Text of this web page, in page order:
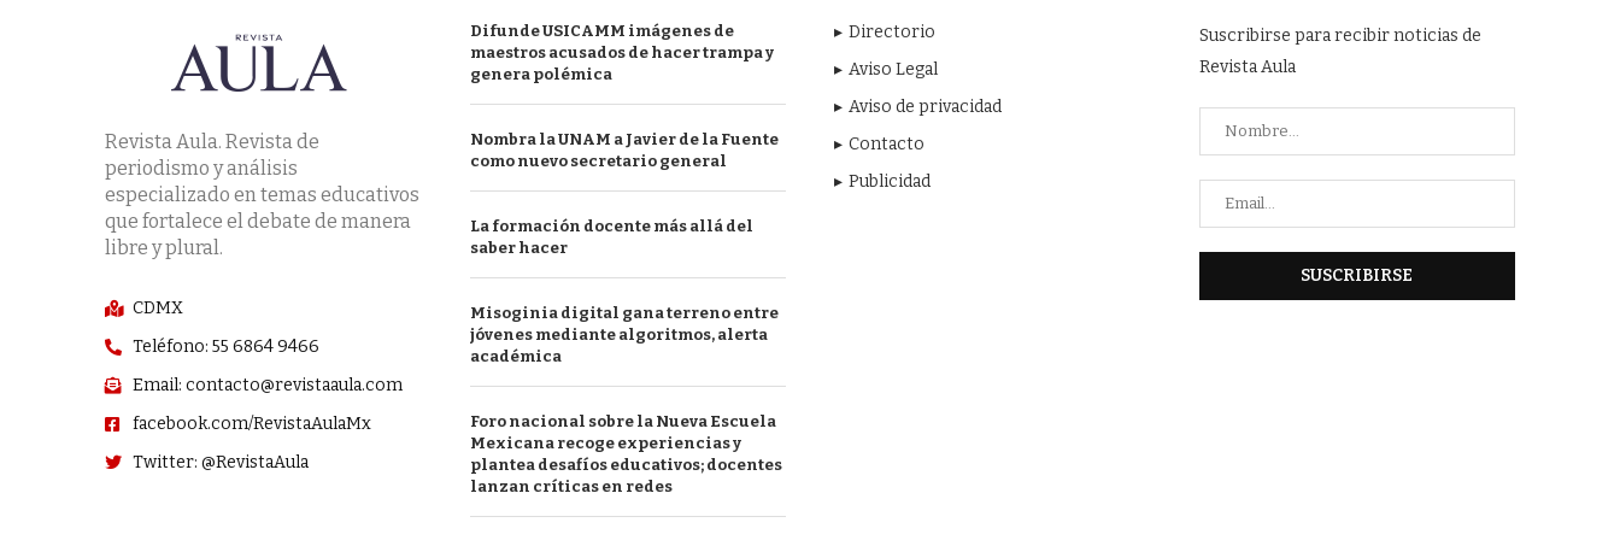
Revista Aula. Revista de
periodismo y análisis
especializado en temas educativos
que fortalece el debate de manera
libre y plural.
CDMX
Teléfono: 55 6864 9466
Email: contacto@revistaaula.com
facebook.com/RevistaAulaMx
Twitter: @RevistaAula
Difunde USICAMM imágenes de
maestros acusados de hacer trampa y
genera polémica
Nombra la UNAM a Javier de la Fuente
como nuevo secretario general
La formación docente más allá del
saber hacer
Misoginia digital gana terreno entre
jóvenes mediante algoritmos, alerta
académica
Foro nacional sobre la Nueva Escuela
Mexicana recoge experiencias y
plantea desafíos educativos; docentes
lanzan críticas en redes
Directorio
Aviso Legal
Aviso de privacidad
Contacto
Publicidad
Suscribirse para recibir noticias de
Revista Aula